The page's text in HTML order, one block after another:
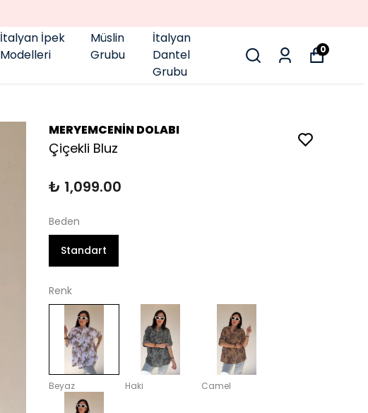
İtalyan İpek
Modelleri
Müslin
Grubu
İtalyan
Dantel
Grubu
0
MERYEMCENİN DOLABI
Çiçekli Bluz
₺ 1,099.00
Beden
Standart
Renk
Beyaz Haki Camel